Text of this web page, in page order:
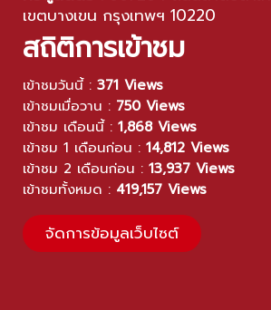
เขตบางเขน กรุงเทพฯ 10220
สถิติการเข้าชม
เข้าชมวันนี้ : 371 Views
เข้าชมเมื่อวาน : 750 Views
เข้าชม เดือนนี้ : 1,868 Views
เข้าชม 1 เดือนก่อน : 14,812 Views
เข้าชม 2 เดือนก่อน : 13,937 Views
เข้าชมทั้งหมด : 419,157 Views
จัดการข้อมูลเว็บไซต์